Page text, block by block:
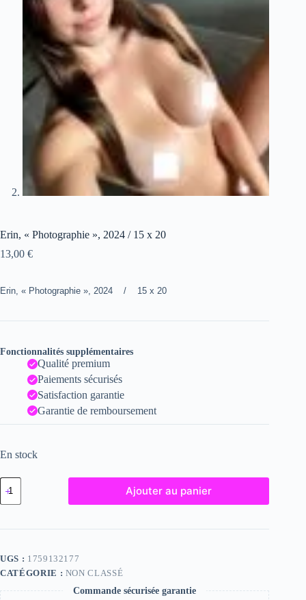
Erin, « Photographie », 2024 / 15 x 20
13,00 €
Erin, « Photographie », 2024 / 15 x 20
Fonctionnalités supplémentaires
Qualité premium
Paiements sécurisés
Satisfaction garantie
Garantie de remboursement
En stock
quantité
de
Erin,
2024
x
20
Ajouter au panier
UGS : 1759132177
CATÉGORIE : NON CLASSÉ
Commande sécurisée garantie